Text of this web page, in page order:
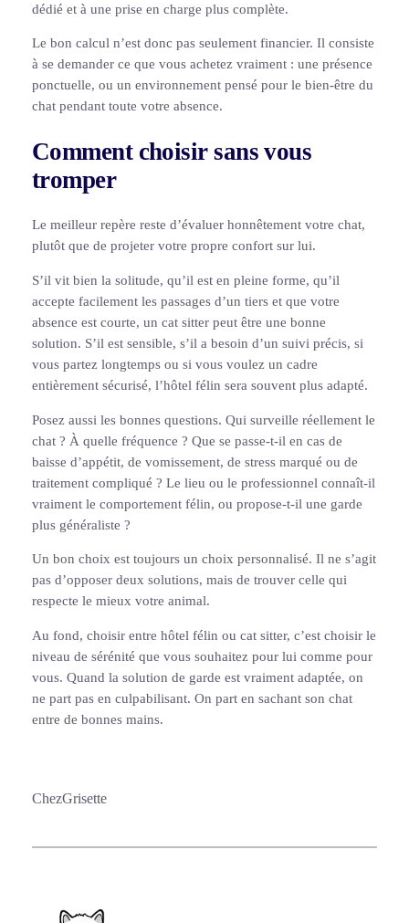
dédié et à une prise en charge plus complète.
Le bon calcul n’est donc pas seulement financier. Il consiste
à se demander ce que vous achetez vraiment : une présence
ponctuelle, ou un environnement pensé pour le bien-être du
chat pendant toute votre absence.
Comment choisir sans vous
tromper
Le meilleur repère reste d’évaluer honnêtement votre chat,
plutôt que de projeter votre propre confort sur lui.
S’il vit bien la solitude, qu’il est en pleine forme, qu’il
accepte facilement les passages d’un tiers et que votre
absence est courte, un cat sitter peut être une bonne
solution. S’il est sensible, s’il a besoin d’un suivi précis, si
vous partez longtemps ou si vous voulez un cadre
entièrement sécurisé, l’hôtel félin sera souvent plus adapté.
Posez aussi les bonnes questions. Qui surveille réellement le
chat ? À quelle fréquence ? Que se passe-t-il en cas de
baisse d’appétit, de vomissement, de stress marqué ou de
traitement compliqué ? Le lieu ou le professionnel connaît-il
vraiment le comportement félin, ou propose-t-il une garde
plus généraliste ?
Un bon choix est toujours un choix personnalisé. Il ne s’agit
pas d’opposer deux solutions, mais de trouver celle qui
respecte le mieux votre animal.
Au fond, choisir entre hôtel félin ou cat sitter, c’est choisir le
niveau de sérénité que vous souhaitez pour lui comme pour
vous. Quand la solution de garde est vraiment adaptée, on
ne part pas en culpabilisant. On part en sachant son chat
entre de bonnes mains.
ChezGrisette